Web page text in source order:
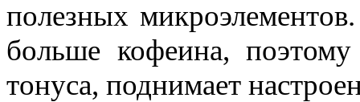
полезных
больше кофеина,
тонуса, поднимает